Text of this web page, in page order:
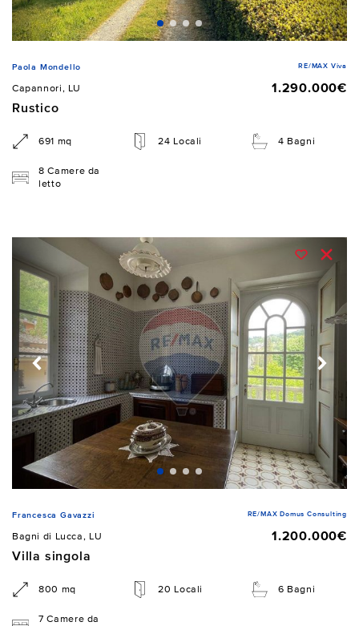
Paola Mondello RE/MAX Viva
Capannori, LU
1.290.000€
Rustico
691 mq 24 Locali 4 Bagni
8 Camere da
letto
Francesca Gavazzi RE/MAX Domus Consulting
Bagni di Lucca, LU
1.200.000€
Villa singola
800 mq 20 Locali 6 Bagni
7 Camere da